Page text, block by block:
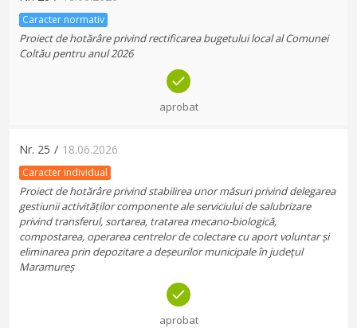
Caracter normativ
Proiect de hotărâre privind rectificarea bugetului local al Comunei
Coltău pentru anul 2026
aprobat
Nr. 25 / 18.06.2026
Caracter individual
Proiect de hotărâre privind stabilirea unor măsuri privind delegarea
gestiunii activităților componente ale serviciului de salubrizare
privind transferul, sortarea, tratarea mecano-biologică,
compostarea, operarea centrelor de colectare cu aport voluntar și
eliminarea prin depozitare a deșeurilor municipale în județul
Maramureș
aprobat